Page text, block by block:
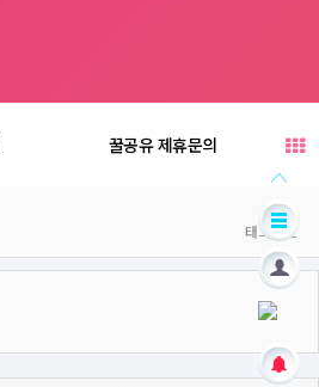
꿀공유 제휴문의
태그박스